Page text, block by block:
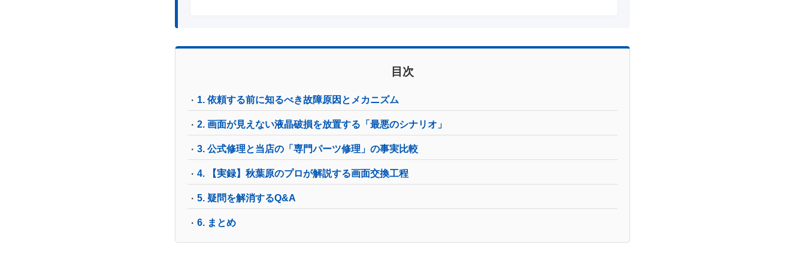
目次
1. 依頼する前に知るべき故障原因とメカニズム
2. 画面が見えない液晶破損を放置する「最悪のシナリオ」
3. 公式修理と当店の「専門パーツ修理」の事実比較
4. 【実録】秋葉原のプロが解説する画面交換工程
5. 疑問を解消するQ&A
6. まとめ